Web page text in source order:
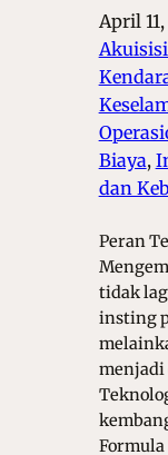
April
Biaya,
dan
Peran
tidak
insting
menjadi